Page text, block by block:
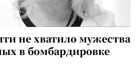
не хватило мужества
в бомбардировке